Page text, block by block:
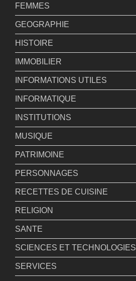
FEMMES
GEOGRAPHIE
HISTOIRE
IMMOBILIER
INFORMATIONS UTILES
INFORMATIQUE
INSTITUTIONS
MUSIQUE
PATRIMOINE
PERSONNAGES
RECETTES DE CUISINE
RELIGION
SANTE
SCIENCES ET TECHNOLOGIES
SERVICES